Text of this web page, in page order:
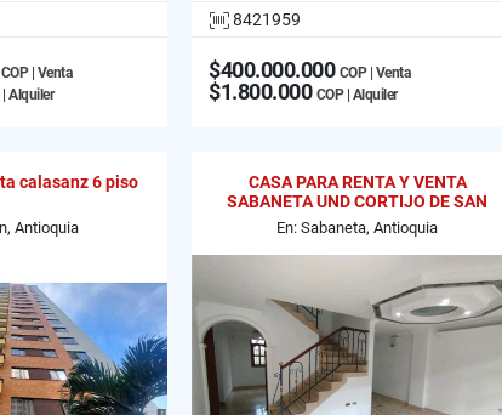
COP | Venta
| Alquiler
8421959
$400.000.000 COP | Venta
$1.800.000 COP | Alquiler
calasanz 6 piso
Antioquia
CASA PARA RENTA Y VENTA
SABANETA UND CORTIJO DE SAN
JOSE LOMA SAN JOSE
En: Sabaneta, Antioquia